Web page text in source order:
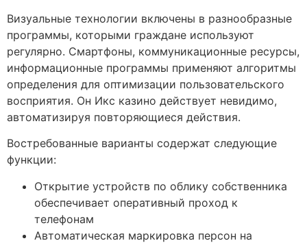
Визуальные технологии включены в разнообразные
программы, которыми граждане используют
регулярно. Смартфоны, коммуникационные ресурсы,
информационные программы применяют алгоритмы
определения для оптимизации пользовательского
восприятия. Он Икс казино действует невидимо,
автоматизируя повторяющиеся действия.
Востребованные варианты содержат следующие
функции:
Открытие устройств по облику собственника
обеспечивает оперативный проход к
телефонам
Автоматическая маркировка персон на